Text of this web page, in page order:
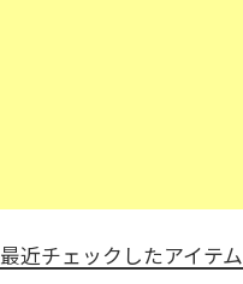
最近チェックしたアイテム